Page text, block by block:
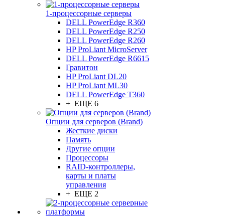
1-процессорные серверы
DELL PowerEdge R360
DELL PowerEdge R250
DELL PowerEdge R260
HP ProLiant MicroServer
DELL PowerEdge R6615
Гравитон
HP ProLiant DL20
HP ProLiant ML30
DELL PowerEdge T360
+ ЕЩЕ 6
Опции для серверов (Brand)
Жесткие диски
Память
Другие опции
Процессоры
RAID-контроллеры,
карты и платы
управления
+ ЕЩЕ 2